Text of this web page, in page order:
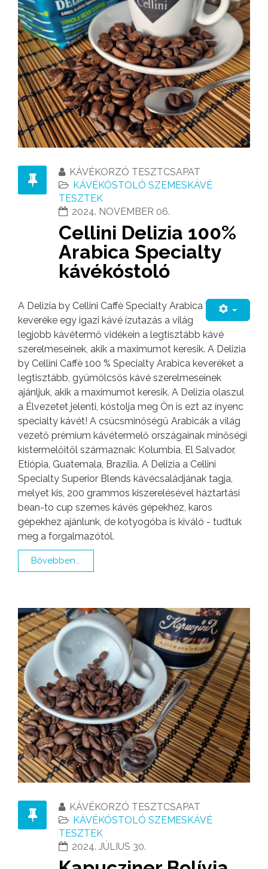
KÁVÉKORZÓ TESZTCSAPAT
KÁVÉKÓSTOLÓ SZEMESKÁVÉ
TESZTEK
2024. NOVEMBER 06.
Cellini Delizia 100%
Arabica Specialty
kávékóstoló
A Delizia by Cellini Caffè Specialty Arabica
keveréke egy igazi kávé ízutazás a világ
legjobb kávétermő vidékein a legtisztább kávé
szerelmeseinek, akik a maximumot keresik. A Delizia
by Cellini Caffè 100 % Specialty Arabica keveréket a
legtisztább, gyümölcsös kávé szerelmeseinek
ajánljuk, akik a maximumot keresik. A Delizia olaszul
a Élvezetet jelenti, kóstolja meg Ön is ezt az ínyenc
specialty kávét! A csúcsminőségű Arabicák a világ
vezető prémium kávétermelő országainak minőségi
kistermelőitől származnak: Kolumbia, El Salvador,
Etiópia, Guatemala, Brazília. A Delizia a Cellini
Specialty Superior Blends kávécsaládjának tagja,
melyet kis, 200 grammos kiszerelésével háztartási
bean-to cup szemes kávés gépekhez, karos
gépekhez ajánlunk, de kotyogóba is kiváló - tudtuk
meg a forgalmazótól.
Bővebben...
KÁVÉKORZÓ TESZTCSAPAT
KÁVÉKÓSTOLÓ SZEMESKÁVÉ
TESZTEK
2024. JÚLIUS 30.